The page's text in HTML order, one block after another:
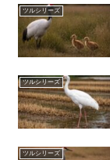
ツルシリーズ
ツルシリーズ
ツルシリーズ